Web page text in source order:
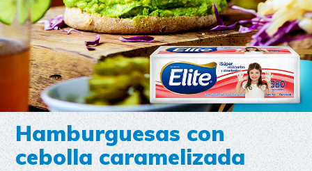
Hamburguesas con
cebolla caramelizada